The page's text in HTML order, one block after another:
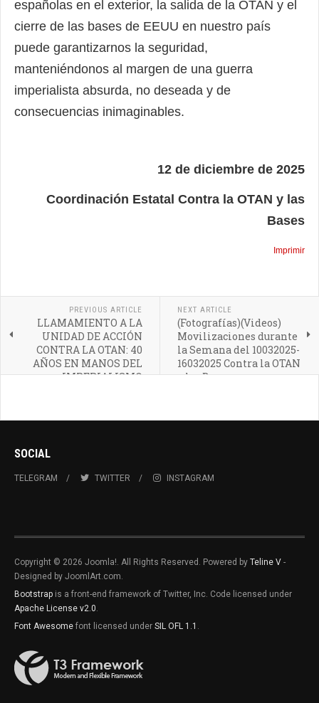
españolas en el exterior, la salida de la OTAN y el
cierre de las bases de EEUU en nuestro país
puede garantizarnos la seguridad,
manteniéndonos al margen de una guerra
imperialista absurda, no deseada y de
consecuencias inimaginables.
12 de diciembre de 2025
Coordinación Estatal Contra la OTAN y las
Bases
Imprimir
PREVIOUS ARTICLE
LLAMAMIENTO A LA
UNIDAD DE ACCIÓN
CONTRA LA OTAN: 40
AÑOS EN MANOS DEL
IMPERIALISMO
NEXT ARTICLE
(Fotografías)(Videos)
Movilizaciones durante
la Semana del 10032025-
16032025 Contra la OTAN
y las Bases
SOCIAL
TELEGRAM TWITTER INSTAGRAM
Copyright © 2026 Joomla!. All Rights Reserved. Powered by Teline V -
Designed by JoomlArt.com.
Bootstrap is a front-end framework of Twitter, Inc. Code licensed under
Apache License v2.0.
Font Awesome font licensed under SIL OFL 1.1 .